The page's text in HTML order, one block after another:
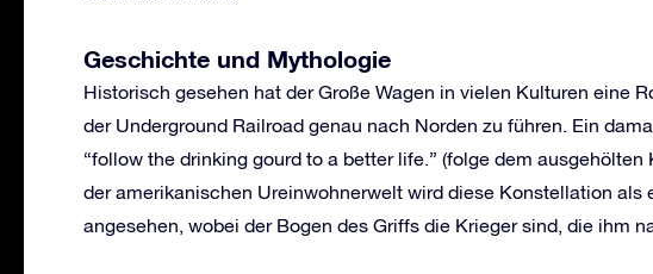
Geschichte und Mythologie
Historisch gesehen hat der Große Wagen in vielen Kulturen eine
der Underground Railroad genau nach Norden zu führen. Ein
“follow the drinking gourd to a better life.” (folge dem ausgehölten
der amerikanischen Ureinwohnerwelt wird diese Konstellation als
angesehen, wobei der Bogen des Griffs die Krieger sind, die ihm